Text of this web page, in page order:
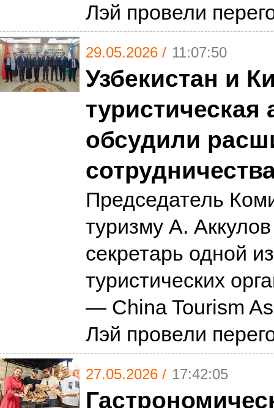
Лэй провели
29.05.2026 / 11:07:50
Узбекистан и
туристическая
обсудили
Председатель
туризму А.
секретарь одной
туристических
— China Tourism
Лэй провели
27.05.2026 / 17:42:05